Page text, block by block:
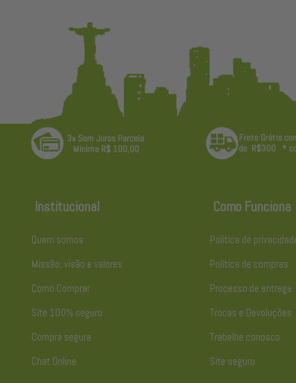
Institucional
Quem somos
Missão, visão e valores
Como Comprar
Site 100% seguro
Compra segura
Chat Online
Como Funciona
Política de
Política de compras
Processo de entrega
Trocas e Devoluções
Trabalhe conosco
Site seguro